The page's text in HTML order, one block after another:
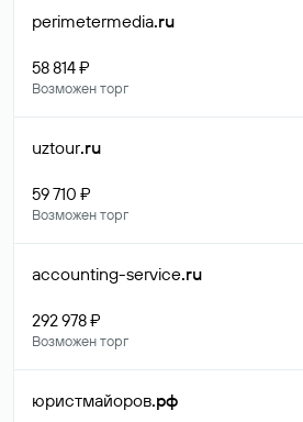
perimetermedia.ru
58 814 ₽
Возможен торг
uztour.ru
59 710 ₽
Возможен торг
accounting-service.ru
292 978 ₽
Возможен торг
юристмайоров.рф